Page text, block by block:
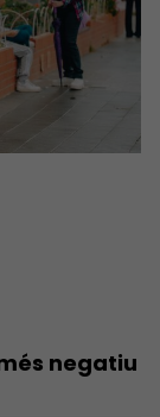
negatiu